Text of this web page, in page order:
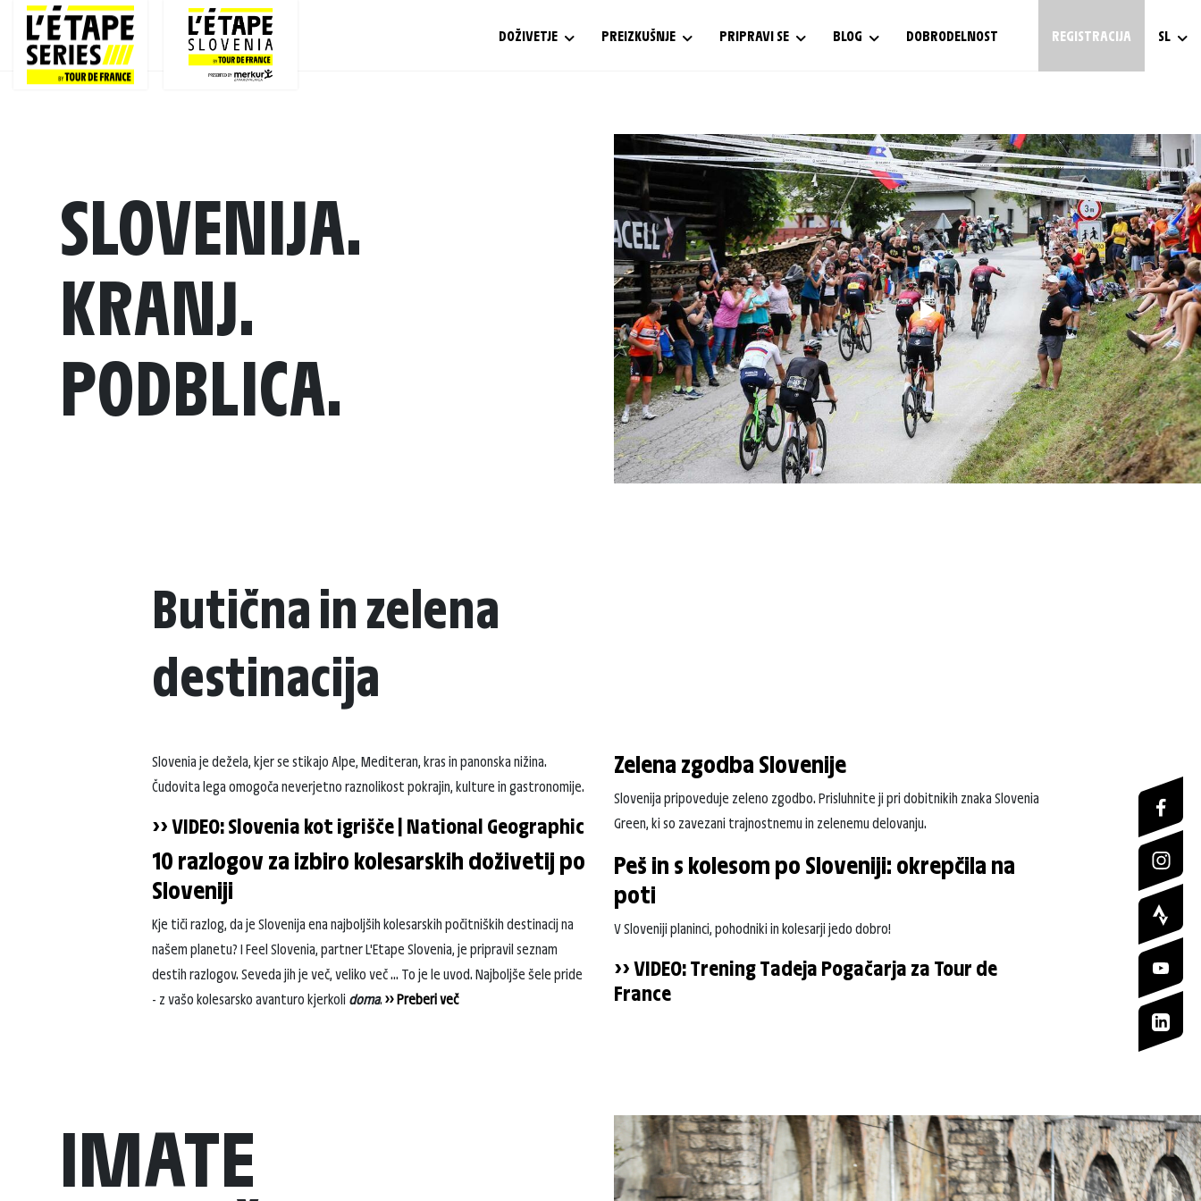
DOŽIVETJE PREIZKUŠNJE PRIPRAVI SE BLOG DOBRODELNOST REGISTRACIJA SL
SLOVENIJA.
KRANJ.
PODBLICA.
Butična in zelena
destinacija
Slovenia je dežela, kjer se stikajo Alpe, Mediteran, kras in panonska nižina.
Čudovita lega omogoča neverjetno raznolikost pokrajin, kulture in gastronomije.
>> VIDEO: Slovenia kot igrišče | National Geographic
10 razlogov za izbiro kolesarskih doživetij po
Sloveniji
Kje tiči razlog, da je Slovenija ena najboljših kolesarskih počitniških destinacij na
našem planetu? I Feel Slovenia, partner L'Etape Slovenia, je pripravil seznam
destih razlogov. Seveda jih je več, veliko več ... To je le uvod. Najboljše šele pride
- z vašo kolesarsko avanturo kjerkoli doma.>> Preberi več
Zelena zgodba Slovenije
Slovenija pripoveduje zeleno zgodbo. Prisluhnite ji pri dobitnikih znaka Slovenia
Green, ki so zavezani trajnostnemu in zelenemu delovanju.
Peš in s kolesom po Sloveniji: okrepčila na
poti
V Sloveniji planinci, pohodniki in kolesarji jedo dobro!
>> VIDEO: Trening Tadeja Pogačarja za Tour de
France
IMATE